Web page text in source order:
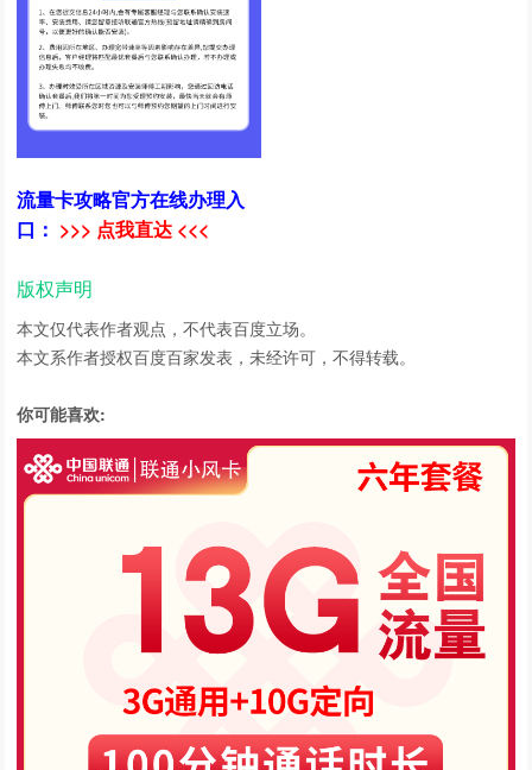
流量卡攻略官方在线办理入
口： >>> 点我直达 <<<
版权声明
本文仅代表作者观点，不代表百度立场。
本文系作者授权百度百家发表，未经许可，不得转载。
你可能喜欢: